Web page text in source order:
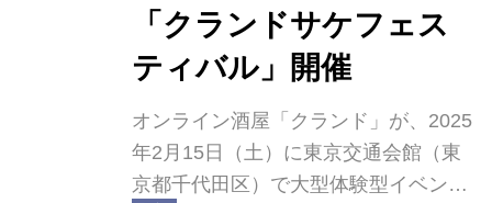
「クランドサケフェス
ティバル」開催
オンライン酒屋「クランド」が、2025
年2月15日（土）に東京交通会館（東
京都千代田区）で大型体験型イベント